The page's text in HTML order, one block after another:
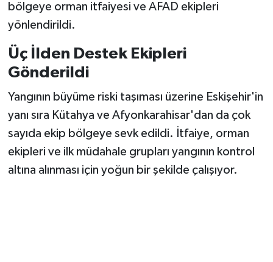
bölgeye orman itfaiyesi ve AFAD ekipleri
yönlendirildi.
Üç İlden Destek Ekipleri
Gönderildi
Yangının büyüme riski taşıması üzerine Eskişehir'in
yanı sıra Kütahya ve Afyonkarahisar'dan da çok
sayıda ekip bölgeye sevk edildi. İtfaiye, orman
ekipleri ve ilk müdahale grupları yangının kontrol
altına alınması için yoğun bir şekilde çalışıyor.